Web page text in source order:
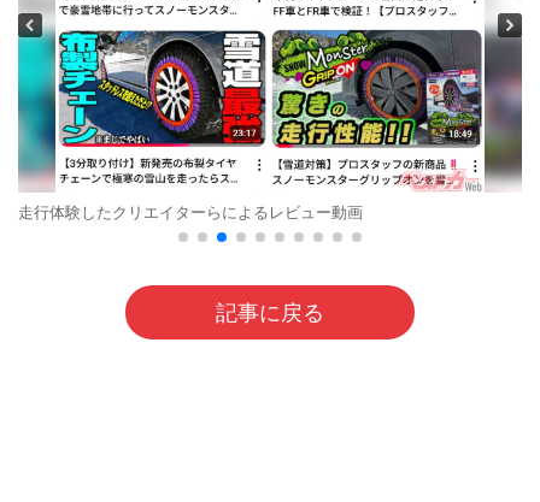
走行体験したクリエイターらによるレビュー動画
記事に戻る